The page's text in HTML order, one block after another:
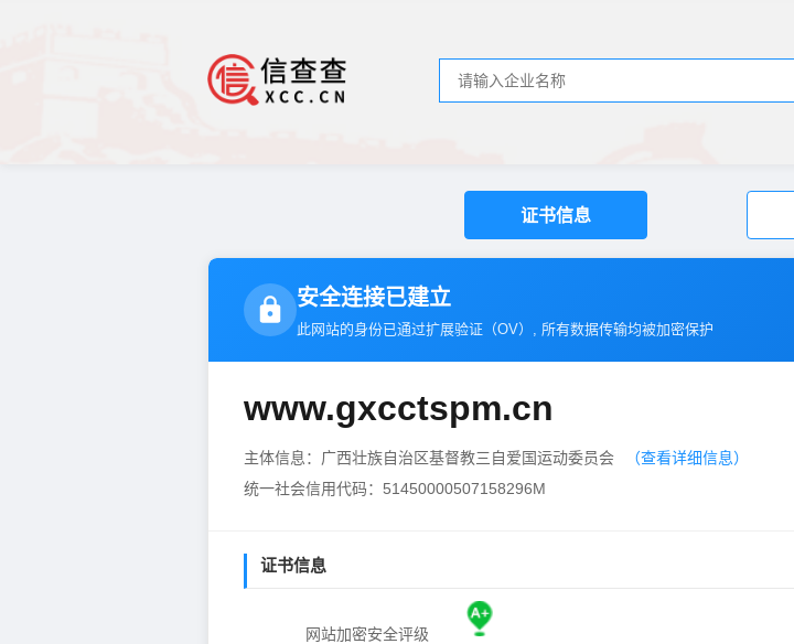
证书信息
安全连接已建立
此网站的身份已通过扩展验证（OV）, 所有数据传输均被加密保护
www.gxcctspm.cn
主体信息：广西壮族自治区基督教三自爱国运动委员会
（查看详细信息）
统一社会信用代码：51450000507158296M
证书信息
网站加密安全评级